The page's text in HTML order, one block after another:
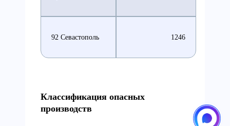
92 Севастополь 1246
Классификация опасных
производств